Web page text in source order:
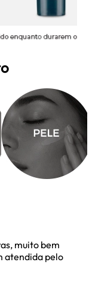
muito bem
atendida pelo